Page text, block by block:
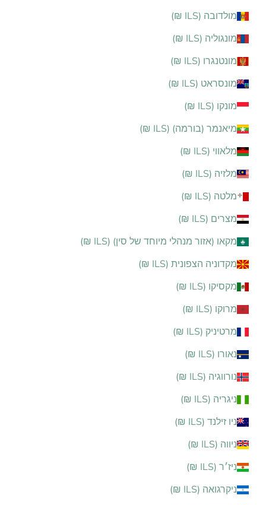
מולדובה (ILS ₪)
מונגוליה (ILS ₪)
מונטנגרו (ILS ₪)
מונסראט (ILS ₪)
מונקו (ILS ₪)
מיאנמר (בורמה) (ILS ₪)
מלאווי (ILS ₪)
מלזיה (ILS ₪)
מלטה (ILS ₪)
מצרים (ILS ₪)
מקאו (אזור מנהלי מיוחד של סין) (ILS ₪)
מקדוניה הצפונית (ILS ₪)
מקסיקו (ILS ₪)
מרוקו (ILS ₪)
מרטיניק (ILS ₪)
נאורו (ILS ₪)
נורווגיה (ILS ₪)
ניגריה (ILS ₪)
ניו זילנד (ILS ₪)
ניווה (ILS ₪)
ניז׳ר (ILS ₪)
ניקרגואה (ILS ₪)